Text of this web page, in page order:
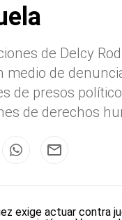
de Delcy
medio de
de presos
de derechos